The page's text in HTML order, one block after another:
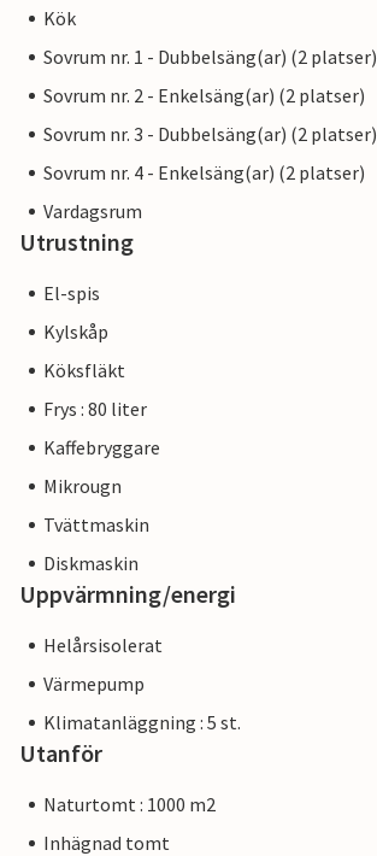
Kök
Sovrum nr. 1 - Dubbelsäng(ar) (2 platser)
Sovrum nr. 2 - Enkelsäng(ar) (2 platser)
Sovrum nr. 3 - Dubbelsäng(ar) (2 platser)
Sovrum nr. 4 - Enkelsäng(ar) (2 platser)
Vardagsrum
Utrustning
El-spis
Kylskåp
Köksfläkt
Frys : 80 liter
Kaffebryggare
Mikrougn
Tvättmaskin
Diskmaskin
Uppvärmning/energi
Helårsisolerat
Värmepump
Klimatanläggning : 5 st.
Utanför
Naturtomt : 1000 m2
Inhägnad tomt